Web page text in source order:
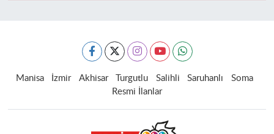
Manisa İzmir Akhisar Turgutlu Salihli Saruhanlı
Soma
Resmi İlanlar